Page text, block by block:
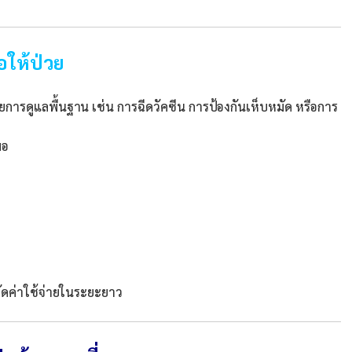
ให้ป่วย
ารดูแลพื้นฐาน เช่น การฉีดวัคซีน การป้องกันเห็บหมัด หรือการ
ค่าใช้จ่ายในระยะยาว